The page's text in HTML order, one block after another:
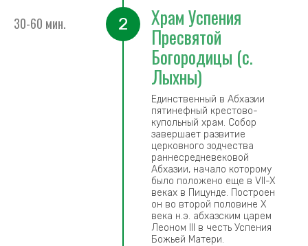
30-60 мин. 2 Храм Успения
Пресвятой
Богородицы (с.
Лыхны)
Единственный в Абхазии
пятинефный крестово-
купольный храм. Собор
завершает развитие
церковного зодчества
раннесредневековой
Абхазии, начало которому
было положено еще в VII-X
веках в Пицунде. Построен
он во второй половине X
века н.э. абхазским царем
Леоном III в честь Успения
Божьей Матери.